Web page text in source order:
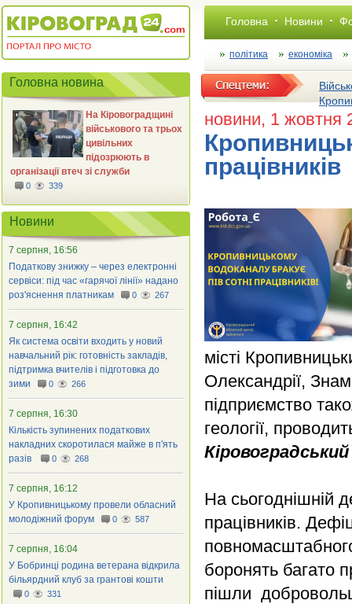
Головна Новини
політика економіка
новини, 1 жовтня
працівників
місті
Олександрії,
підприємство
геології,
На сьогоднішній
працівників.
боронять багато
пішли
Головна новина
На Кіровоградщині
військового та трьох
цивільних
підозрюють в
організації втеч зі служби
0 339
Новини
7 серпня, 16:56
Податкову знижку – через електронні
сервіси: під час «гарячої лінії» надано
роз'яснення платникам
0 267
7 серпня, 16:42
Як система освіти входить у новий
навчальний рік: готовність закладів,
підтримка вчителів і підготовка до
зими
0 266
7 серпня, 16:30
Кількість зупинених податкових
накладних скоротилася майже в п'ять
разів
0 268
7 серпня, 16:12
У Кропивницькому провели обласний
молодіжний форум
0 587
7 серпня, 16:04
У Бобринці родина ветерана відкрила
більярдний клуб за грантові кошти
0 331